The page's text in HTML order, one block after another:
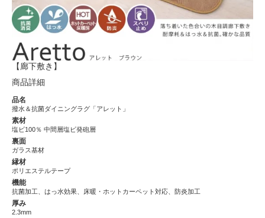
【廊下敷き】
商品詳細
品名
撥水＆抗菌ダイニングラグ「アレット」
素材
塩ビ100％ 中間層塩ビ発砲層
裏面
ガラス基材
縁材
ポリエステルテープ
機能
抗菌加工、はっ水効果、床暖・ホットカーペット対応、防炎加工
厚み
2.3mm